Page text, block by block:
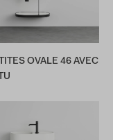
OVALE 46 AVEC